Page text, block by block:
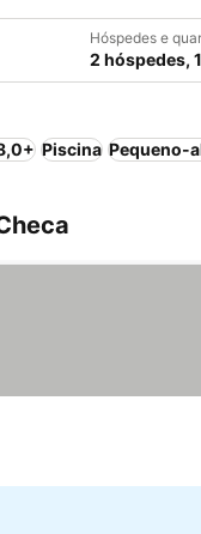
Hóspedes e
2 hóspedes,
Piscina Pequeno-